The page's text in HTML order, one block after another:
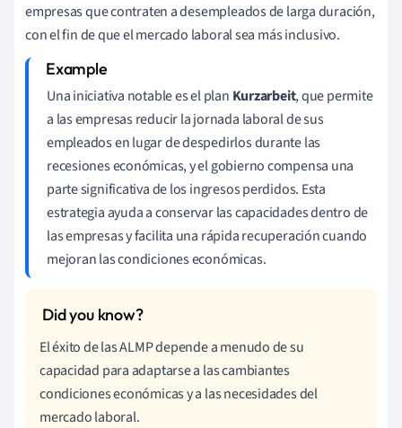
empresas que contraten a desempleados de larga duración,
con el fin de que el mercado laboral sea más inclusivo.
Una iniciativa notable es el plan Kurzarbeit, que permite
a las empresas reducir la jornada laboral de sus
empleados en lugar de despedirlos durante las
recesiones económicas, y el gobierno compensa una
parte significativa de los ingresos perdidos. Esta
estrategia ayuda a conservar las capacidades dentro de
las empresas y facilita una rápida recuperación cuando
mejoran las condiciones económicas.
El éxito de las ALMP depende a menudo de su
capacidad para adaptarse a las cambiantes
condiciones económicas y a las necesidades del
mercado laboral.